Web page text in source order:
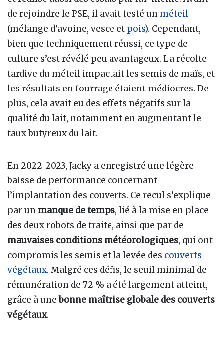
de rejoindre le PSE, il avait testé un méteil
(mélange d’avoine, vesce et pois). Cependant,
bien que techniquement réussi, ce type de
culture s’est révélé peu avantageux. La récolte
tardive du méteil impactait les semis de maïs, et
les résultats en fourrage étaient médiocres. De
plus, cela avait eu des effets négatifs sur la
qualité du lait, notamment en augmentant le
taux butyreux du lait.
En 2022-2023, Jacky a enregistré une légère
baisse de performance concernant
l’implantation des couverts. Ce recul s’explique
par un manque de temps, lié à la mise en place
des deux robots de traite, ainsi que par de
mauvaises conditions météorologiques, qui ont
compromis les semis et la levée des couverts
végétaux. Malgré ces défis, le seuil minimal de
rémunération de 72 % a été largement atteint,
grâce à unebonne maîtrise globale des couverts
végétaux.